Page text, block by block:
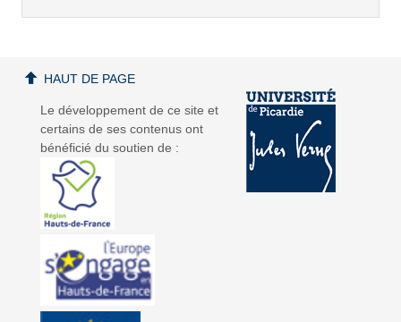
Le développement de ce site et
certains de ses contenus ont
bénéficié du soutien de :
HAUT DE PAGE